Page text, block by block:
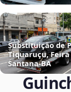
Substituição de
Tiquaruçu, Feira
Santana‑BA